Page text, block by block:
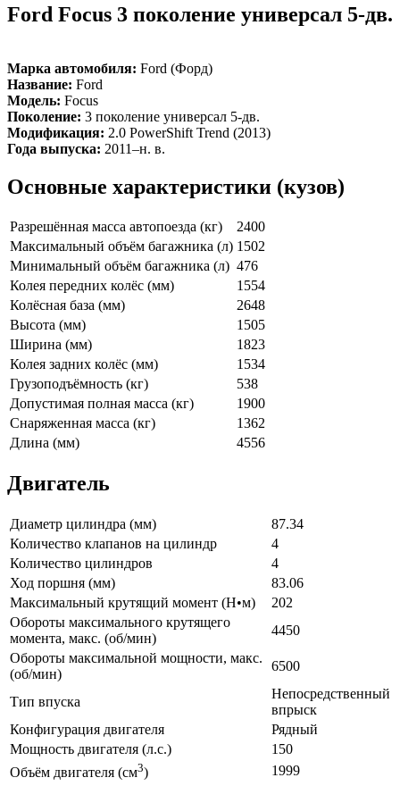
Ford Focus 3 поколение универсал 5-дв.
Марка автомобиля: Ford (Форд)
Название: Ford
Модель: Focus
Поколение: 3 поколение универсал 5-дв.
Модификация: 2.0 PowerShift Trend (2013)
Года выпуска: 2011–н. в.
Основные характеристики (кузов)
Разрешённая масса автопоезда (кг)
2400
Максимальный объём багажника (л) 1502
Минимальный объём багажника (л) 476
Колея передних колёс (мм)
1554
Колёсная база (мм)
2648
Высота (мм)
1505
Ширина (мм)
1823
Колея задних колёс (мм)
1534
Грузоподъёмность (кг)
538
Допустимая полная масса (кг)
1900
Снаряженная масса (кг)
1362
Длина (мм)
4556
Двигатель
Диаметр цилиндра (мм)
87.34
Количество клапанов на цилиндр
4
Количество цилиндров
4
Ход поршня (мм)
83.06
Максимальный крутящий момент (Н•м)
202
Обороты максимального крутящего
момента, макс. (об/мин)
4450
Обороты максимальной мощности, макс.
(об/мин)
6500
Тип впуска
Непосредственный
впрыск
Конфигурация двигателя
Рядный
Мощность двигателя (л.с.)
150
Объём двигателя (см3)
1999